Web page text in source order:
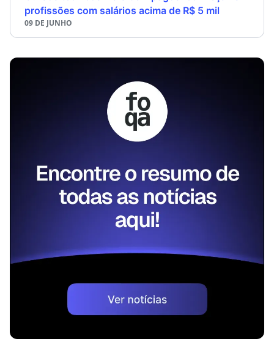
profissões com salários acima de R$ 5 mil
09 DE JUNHO